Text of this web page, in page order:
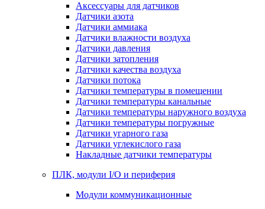
Аксессуары для датчиков
Датчики азота
Датчики аммиака
Датчики влажности воздуха
Датчики давления
Датчики затопления
Датчики качества воздуха
Датчики потока
Датчики температуры в помещении
Датчики температуры канальные
Датчики температуры наружного воздуха
Датчики температуры погружные
Датчики угарного газа
Датчики углекислого газа
Накладные датчики температуры
ПЛК, модули I/O и периферия
Модули коммуникационные